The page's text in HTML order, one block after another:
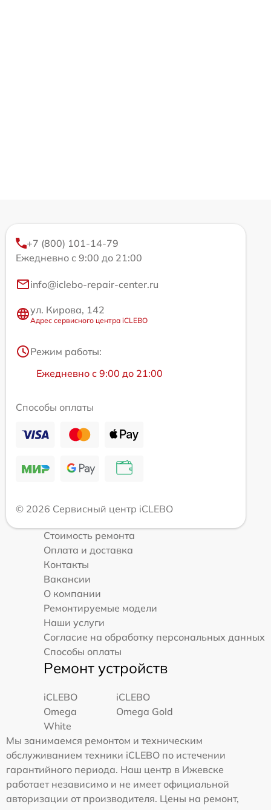
+7 (800) 101-14-79
Ежедневно с 9:00 до 21:00
info@iclebo-repair-center.ru
ул. Кирова, 142
Адрес сервисного центра iCLEBO
Режим работы:
Ежедневно с 9:00 до 21:00
Способы оплаты
© 2026 Сервисный центр iCLEBO
Стоимость ремонта
Оплата и доставка
Контакты
Вакансии
О компании
Ремонтируемые модели
Наши услуги
Согласие на обработку персональных данных
Способы оплаты
Ремонт устройств
iCLEBO
Omega
White
iCLEBO
Omega Gold
Мы занимаемся ремонтом и техническим
обслуживанием техники iCLEBO по истечении
гарантийного периода. Наш центр в Ижевске
работает независимо и не имеет официальной
авторизации от производителя. Цены на ремонт,